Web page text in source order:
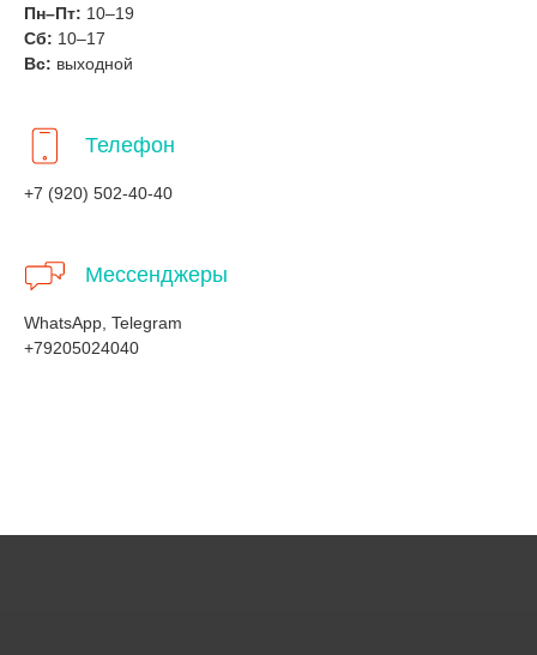
Пн–Пт: 10–19
Сб: 10–17
Вс: выходной
Телефон
+7 (920) 502-40-40
Мессенджеры
WhatsApp, Telegram
+79205024040